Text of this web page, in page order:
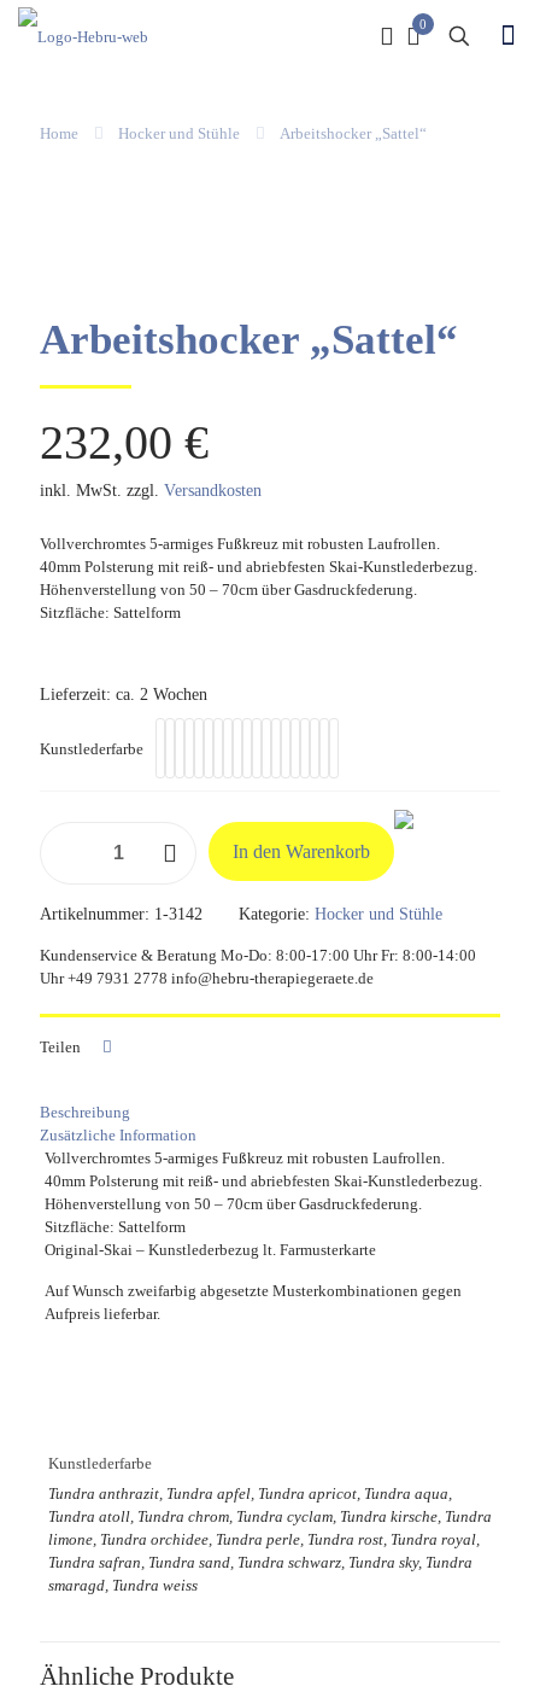
0
Home Hocker und Stühle Arbeitshocker „Sattel“
Arbeitshocker „Sattel“
232,00 €
inkl. MwSt. zzgl. Versandkosten
Vollverchromtes 5-armiges Fußkreuz mit robusten Laufrollen.
40mm Polsterung mit reiß- und abriebfesten Skai-Kunstlederbezug.
Höhenverstellung von 50 – 70cm über Gasdruckfederung.
Sitzfläche: Sattelform
Lieferzeit: ca. 2 Wochen
Kunstlederfarbe
In den Warenkorb
Artikelnummer: 1-3142 Kategorie: Hocker und Stühle
Kundenservice & Beratung Mo-Do: 8:00-17:00 Uhr Fr: 8:00-14:00
Uhr +49 7931 2778 info@hebru-therapiegeraete.de
Teilen
Beschreibung
Zusätzliche Information
Vollverchromtes 5-armiges Fußkreuz mit robusten Laufrollen.
40mm Polsterung mit reiß- und abriebfesten Skai-Kunstlederbezug.
Höhenverstellung von 50 – 70cm über Gasdruckfederung.
Sitzfläche: Sattelform
Original-Skai – Kunstlederbezug lt. Farmusterkarte
Auf Wunsch zweifarbig abgesetzte Musterkombinationen gegen
Aufpreis lieferbar.
Kunstlederfarbe
Tundra anthrazit, Tundra apfel, Tundra apricot, Tundra aqua,
Tundra atoll, Tundra chrom, Tundra cyclam, Tundra kirsche, Tundra
limone, Tundra orchidee, Tundra perle, Tundra rost, Tundra royal,
Tundra safran, Tundra sand, Tundra schwarz, Tundra sky, Tundra
smaragd, Tundra weiss
Ähnliche Produkte